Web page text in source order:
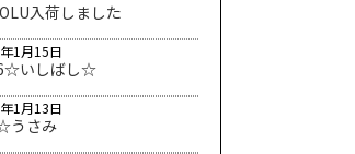
入荷しました
いしばし☆
1月15日
うさみ
1月13日